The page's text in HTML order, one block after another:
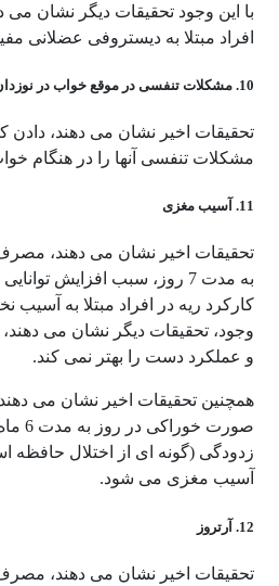
با این وجود تحقیقات دیگر نشان
افراد مبتلا به دیستروفی عضلانی
10. مشکلات تنفسی در موقع خواب در نوزدان
تحقیقات اخیر نشان می دهند، دادن
مشکلات تنفسی آنها را در هنگام
11. آسیب مغزی
تحقیقات اخیر نشان می دهند،
به مدت 7 روز، سبب افزایش
کارکرد ریه در افراد مبتلا به آسیب
وجود، تحقیقات دیگر نشان می
و عملکرد دست را بهتر نمی کند.
همچنین تحقیقات اخیر نشان می
صورت
زدودگی (گونه ای از اختلال حافظه
آسیب مغزی می شود.
12. آرتروز
تحقیقات اخیر نشان می دهند،